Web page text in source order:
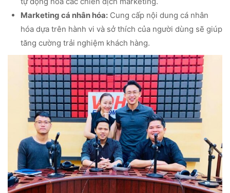
Marketing cá nhân hóa: Cung cấp nội dung cá nhân
hóa dựa trên hành vi và sở thích của người dùng sẽ giúp
tăng cường trải nghiệm khách hàng.